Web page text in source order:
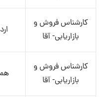
کارشناس فروش و
بازاریابی- آقا
کارشناس فروش و
بازاریابی- آقا